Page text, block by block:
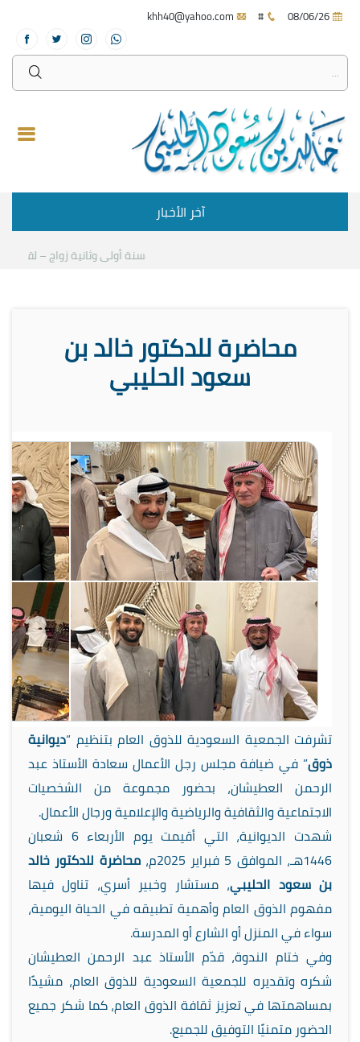
#
آخر الأخبار
سنة أولى وثانية زواج – لقاء مع
محاضرة للدكتور خالد بن
سعود الحليبي
تشرفت الجمعية السعودية للذوق العام بتنظيم “ديوانية
ذوق” في ضيافة مجلس رجل الأعمال سعادة الأستاذ عبد
الرحمن العطيشان، بحضور مجموعة من الشخصيات
الاجتماعية والثقافية والرياضية والإعلامية ورجال الأعمال.
شهدت الديوانية، التي أقيمت يوم الأربعاء 6 شعبان
1446هـ، الموافق 5 فبراير 2025م،
محاضرة للدكتور خالد
بن سعود الحليبي، مستشار وخبير أسري، تناول فيها
مفهوم الذوق العام وأهمية تطبيقه في الحياة اليومية،
سواء في المنزل أو الشارع أو المدرسة.
وفي ختام الندوة، قدّم الأستاذ عبد الرحمن العطيشان
شكره وتقديره للجمعية السعودية للذوق العام، مشيدًا
بمساهمتها في تعزيز ثقافة الذوق العام، كما شكر جميع
الحضور متمنيًا التوفيق للجميع.